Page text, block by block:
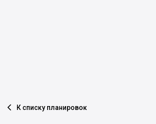
 К списку планировок